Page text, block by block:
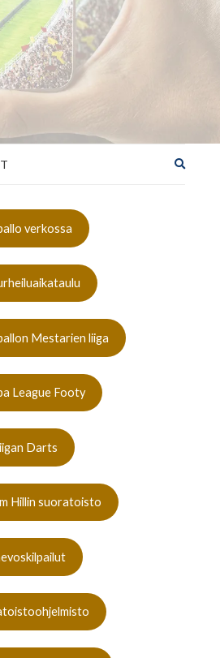
verkossa
Mestarien liiga
League Footy
Darts
Hillin suoratoisto